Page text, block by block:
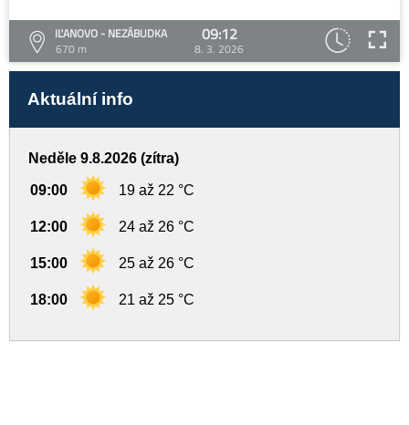
IĽANOVO - NEZÁBUDKA
670 m
09:12
8. 3. 2026
Aktuální info
Neděle 9.8.2026 (zítra)
09:00 19 až 22 °C
12:00 24 až 26 °C
15:00 25 až 26 °C
18:00 21 až 25 °C